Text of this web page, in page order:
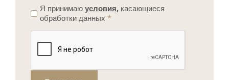
Я принимаю условия, касающиеся
обработки данных *